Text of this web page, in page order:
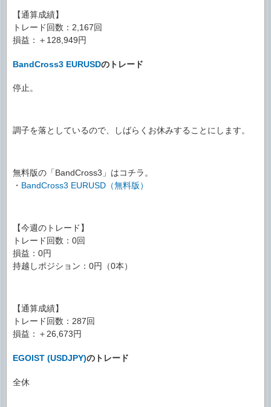
【通算成績】
トレード回数：2,167回
損益：＋128,949円
BandCross3 EURUSDのトレード
停止。
調子を落としているので、しばらくお休みすることにします。
無料版の「BandCross3」はコチラ。
・ BandCross3 EURUSD（無料版）
【今週のトレード】
トレード回数：0回
損益：0円
持越しポジション：0円（0本）
【通算成績】
トレード回数：287回
損益：＋26,673円
EGOIST (USDJPY)のトレード
全休